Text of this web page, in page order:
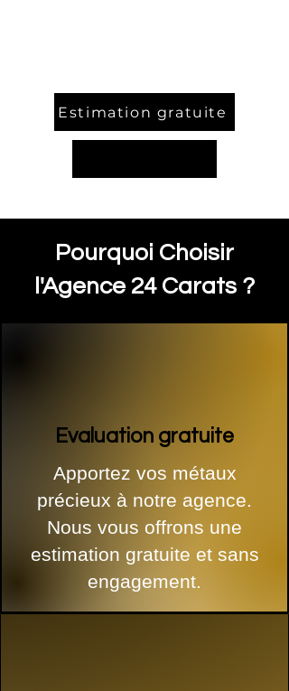
Estimation gratuite
Pourquoi Choisir
l'Agence 24 Carats ?
Evaluation gratuite
Apportez vos métaux
précieux à notre agence.
Nous vous offrons une
estimation gratuite et sans
engagement.